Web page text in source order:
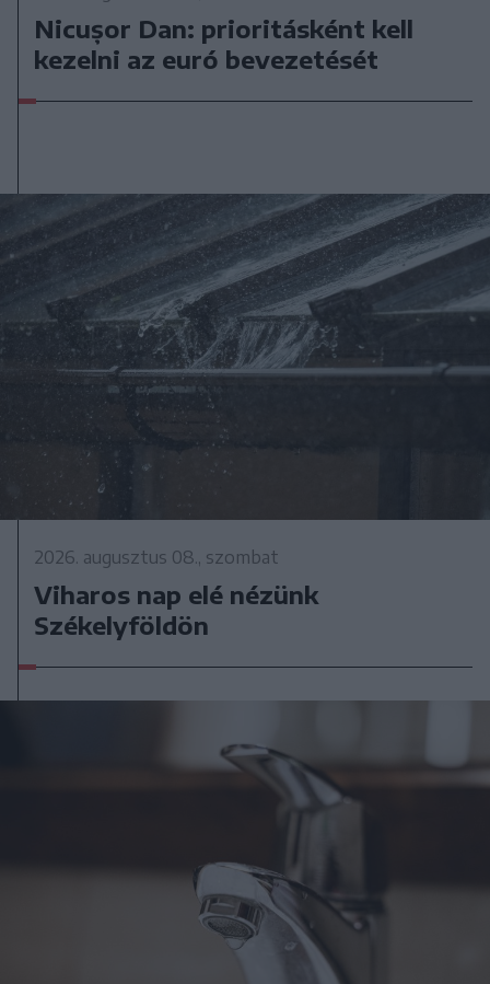
Nicușor Dan: prioritásként kell
kezelni az euró bevezetését
2026. augusztus 08., szombat
Viharos nap elé nézünk
Székelyföldön